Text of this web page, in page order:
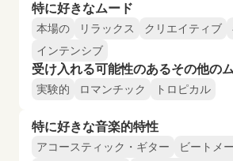
特に好きなムード
本場の リラックス クリエイティブ
インテンシブ
受け入れる可能性のあるその他の
実験的 ロマンチック トロピカル
特に好きな音楽的特性
アコースティック・ギター ビートメ